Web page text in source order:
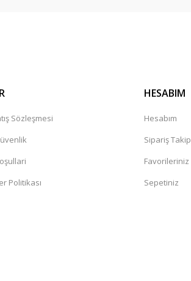
Sözleşmesi
Politikası
HESABIM
Hesabım
Sipariş Takip
Favorileriniz
Sepetiniz